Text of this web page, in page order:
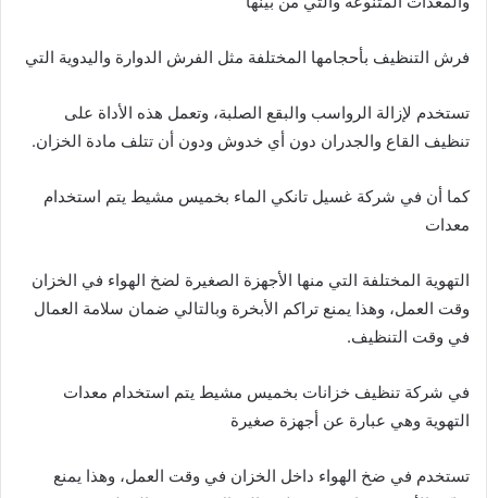
فرش التنظيف بأحجامها المختلفة مثل الفرش الدوارة واليدوية التي
تستخدم لإزالة الرواسب والبقع الصلبة، وتعمل هذه الأداة على
تنظيف القاع والجدران دون أي خدوش ودون أن تتلف مادة الخزان.
كما أن في شركة غسيل تانكي الماء بخميس مشيط يتم استخدام
معدات
التهوية المختلفة التي منها الأجهزة الصغيرة لضخ الهواء في الخزان
وقت العمل، وهذا يمنع تراكم الأبخرة وبالتالي ضمان سلامة العمال
في وقت التنظيف.
في شركة تنظيف خزانات بخميس مشيط يتم استخدام معدات
التهوية وهي عبارة عن أجهزة صغيرة
تستخدم في ضخ الهواء داخل الخزان في وقت العمل، وهذا يمنع